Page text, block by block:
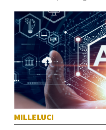
MILLELUCI